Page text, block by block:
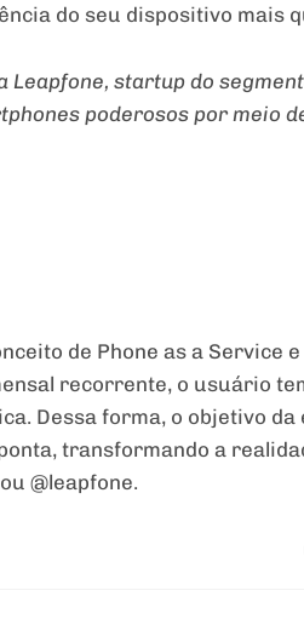
do seu dispositivo mais
startup do
poderosos por meio
de Phone as a Service
recorrente, o usuário
Dessa forma, o objetivo
transformando a
ou @leapfone.